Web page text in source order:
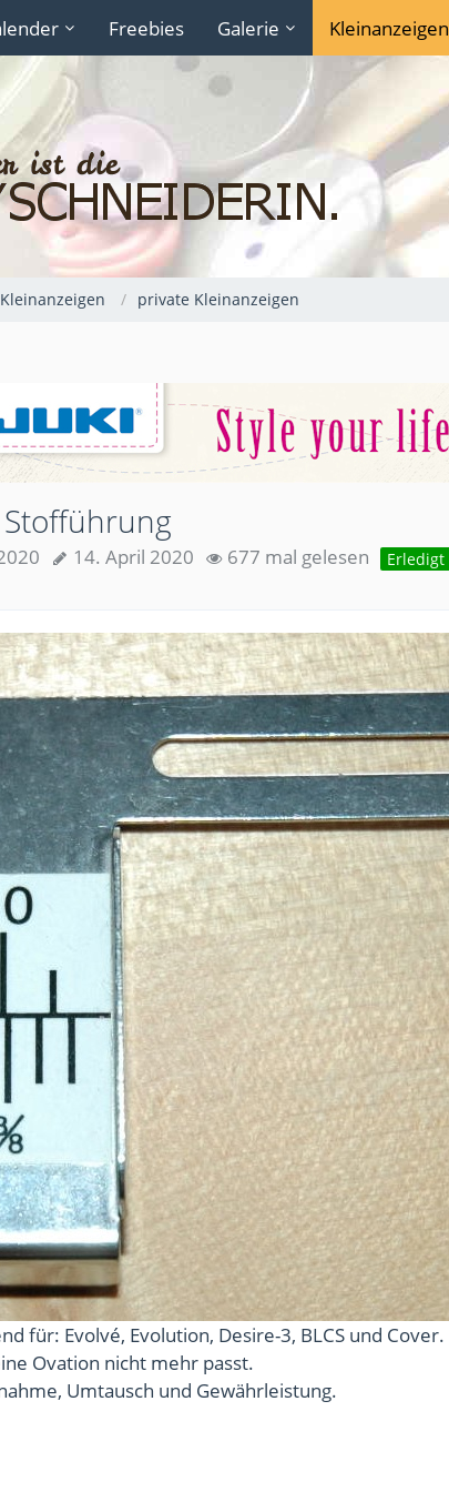
Freebies Galerie Kleinanzeigen
Kleinanzeigen private Kleinanzeigen
14. April 2020 677 mal gelesen Erledigt
für: Evolvé, Evolution, Desire-3, BLCS und Cover.
Ovation nicht mehr passt.
Umtausch und Gewährleistung.